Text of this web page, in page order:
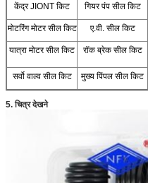
केंद्र JIONT किट गियर पंप सील किट
मोटरिंग मोटर सील किट ए.वी. सील किट
यात्रा मोटर सील किट रॉक ब्रेक सील किट
सर्वो वाल्व सील किट
मुख्य पिंपल सील किट
5. चित्र देखने